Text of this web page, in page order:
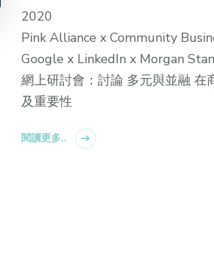
2020
Pink Alliance x Community
Google x LinkedIn x Morgan
網上研討會：討論 多元與並融 在
及重要性
閱讀更多..